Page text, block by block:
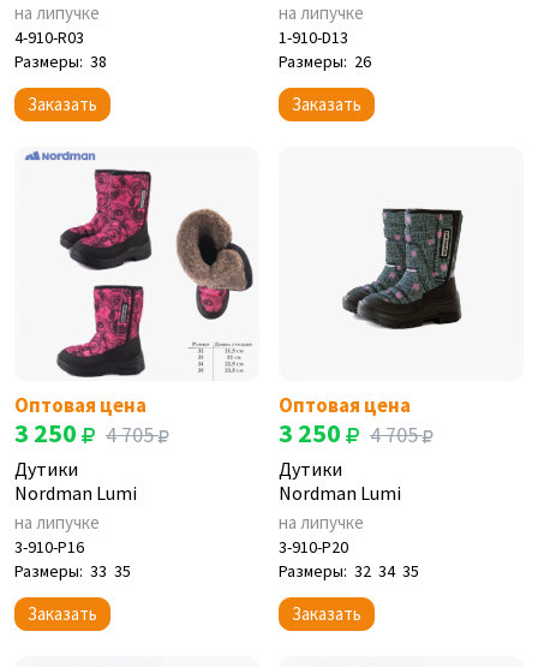
на липучке
4-910-R03
Размеры: 38
Заказать
на липучке
1-910-D13
Размеры: 26
Заказать
Оптовая цена
3 250 4 705
Дутики
Nordman Lumi
на липучке
3-910-P16
Размеры: 33 35
Заказать
Оптовая цена
3 250 4 705
Дутики
Nordman Lumi
на липучке
3-910-P20
Размеры: 32 34 35
Заказать